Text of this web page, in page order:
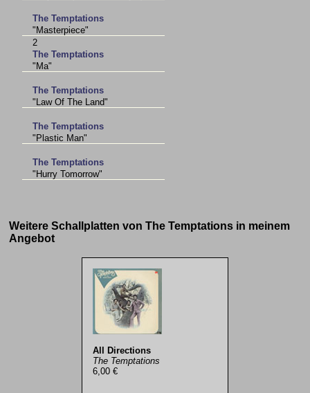
The Temptations
"Masterpiece"
2
The Temptations
"Ma"
The Temptations
"Law Of The Land"
The Temptations
"Plastic Man"
The Temptations
"Hurry Tomorrow"
Weitere Schallplatten von The Temptations in meinem
Angebot
All Directions
The Temptations
6,00 €